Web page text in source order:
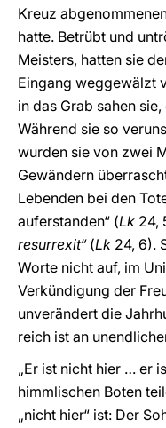
Kreuz
hatte. Betrübt und
Meisters, hatten sie
Eingang weggewälzt
in das Grab sahen
Während sie so
wurden sie von zwei
Gewändern
Lebenden bei den
auferstanden“ (Lk 24,
resurrexit“(Lk 24, 6).
Worte nicht auf, im
Verkündigung der
unverändert die
reich ist an
„Er ist nicht hier … er
himmlischen Boten
„nicht hier“ ist: Der